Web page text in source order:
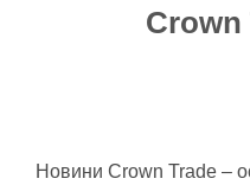
Crown
Новини Crown Trade –